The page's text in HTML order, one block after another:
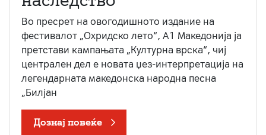
Во пресрет на овогодишното издание на
фестивалот „Охридско лето“, А1 Македонија ја
претстави кампањата „Културна врска“, чиј
централен дел е новата џез-интерпретација на
легендарната македонска народна песна
„Билјан
Дознај повеќе